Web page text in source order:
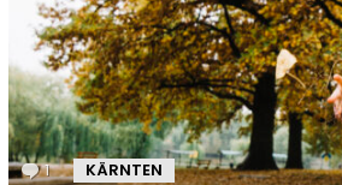
1 Kommentar
KÄRNTEN